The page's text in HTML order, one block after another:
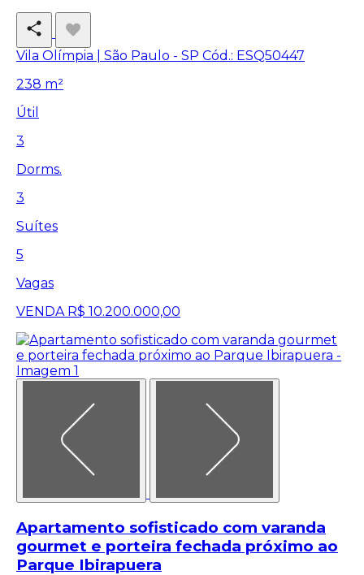
Vila Olímpia | São Paulo - SP Cód.: ESQ50447
238 m²
Útil
3
Dorms.
3
Suítes
5
Vagas
VENDA R$ 10.200.000,00
Apartamento sofisticado com varanda
gourmet e porteira fechada próximo ao
Parque Ibirapuera